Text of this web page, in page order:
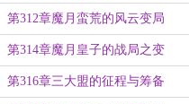
第312章魔月蛮荒的风云变局
第314章魔月皇子的战局之变
第316章三大盟的征程与筹备